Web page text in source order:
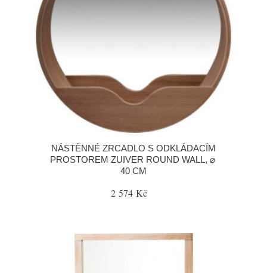
NÁSTĚNNÉ ZRCADLO S ODKLÁDACÍM
PROSTOREM ZUIVER ROUND WALL, ⌀
40 CM
2 574 Kč